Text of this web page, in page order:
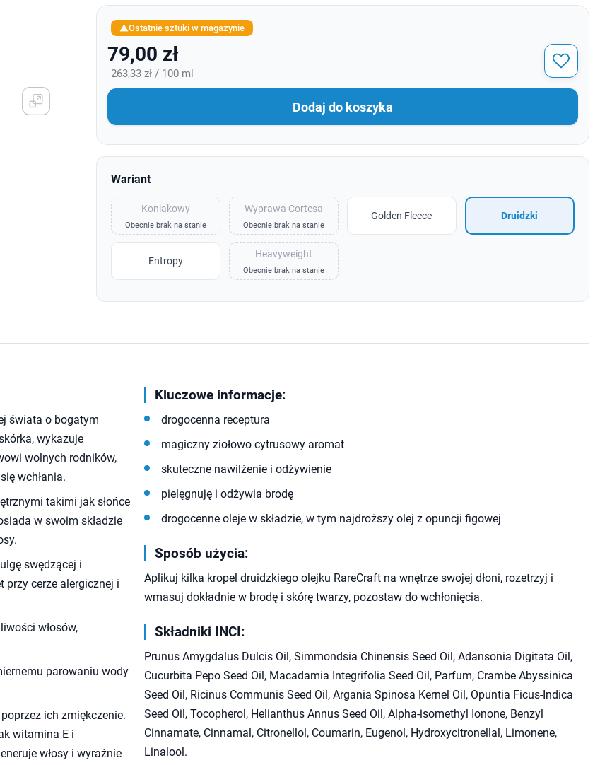
Ostatnie sztuki w magazynie
79,00 zł
263,33 zł / 100 ml
Dodaj do koszyka
Wariant
Koniakowy
Obecnie brak na stanie
Wyprawa Cortesa
Obecnie brak na stanie
Golden Fleece Druidzki
Entropy
Heavyweight
Obecnie brak na stanie
świata o bogatym
wykazuje
wolnych rodników,
wchłania.
takimi jak słońce
w swoim składzie
swędzącej i
przy cerze alergicznej i
włosów,
parowaniu wody
ich zmiękczenie.
witamina E i
włosy i wyraźnie
Kluczowe informacje:
drogocenna receptura
magiczny ziołowo cytrusowy aromat
skuteczne nawilżenie i odżywienie
pielęgnuję i odżywia brodę
drogocenne oleje w składzie, w tym najdroższy olej z opuncji figowej
Sposób użycia:
Aplikuj kilka kropel druidzkiego olejku RareCraft na wnętrze swojej dłoni, rozetrzyj i
wmasuj dokładnie w brodę i skórę twarzy, pozostaw do wchłonięcia.
Składniki INCI:
Prunus Amygdalus Dulcis Oil, Simmondsia Chinensis Seed Oil, Adansonia Digitata Oil,
Cucurbita Pepo Seed Oil, Macadamia Integrifolia Seed Oil, Parfum, Crambe Abyssinica
Seed Oil, Ricinus Communis Seed Oil, Argania Spinosa Kernel Oil, Opuntia Ficus-Indica
Seed Oil, Tocopherol, Helianthus Annus Seed Oil, Alpha-isomethyl Ionone, Benzyl
Cinnamate, Cinnamal, Citronellol, Coumarin, Eugenol, Hydroxycitronellal, Limonene,
Linalool.